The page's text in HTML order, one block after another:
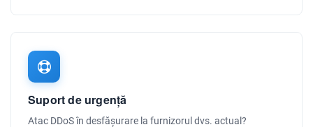
Suport de urgență
Atac DDoS în desfășurare la furnizorul dvs. actual?